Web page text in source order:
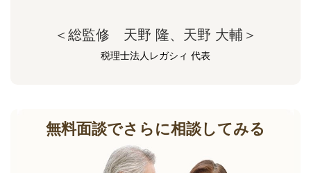
＜総監修 天野 隆、天野 大輔＞
税理士法人レガシィ 代表
無料面談でさらに相談してみる